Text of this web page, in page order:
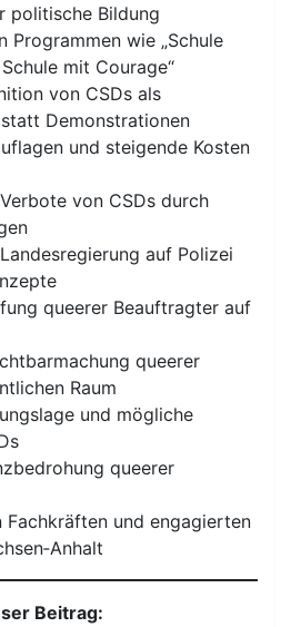
politische Bildung
Programmen wie „Schule
mit Courage“
von CSDs als
statt Demonstrationen
und steigende Kosten
von CSDs durch
auf Polizei
queerer Beauftragter auf
queerer
Raum
und mögliche
queerer
Fachkräften und engagierten
Beitrag: